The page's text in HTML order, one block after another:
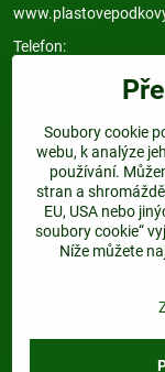
Telefon:
Odkazy
Najdete nás:
Dejte nám follow a
Soubory cookie
webu, k analýze
používání.
stran a
EU, USA nebo
soubory cookie“
Níže můžete